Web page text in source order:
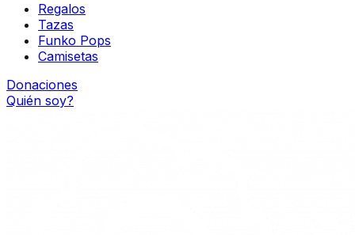
Regalos
Tazas
Funko Pops
Camisetas
Donaciones
Quién soy?